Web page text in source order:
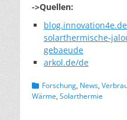
->Quellen:
solarthermische-
gebaeude
arkol.de/de
Kategorien
Forschung, News,
Wärme, Solarthermie